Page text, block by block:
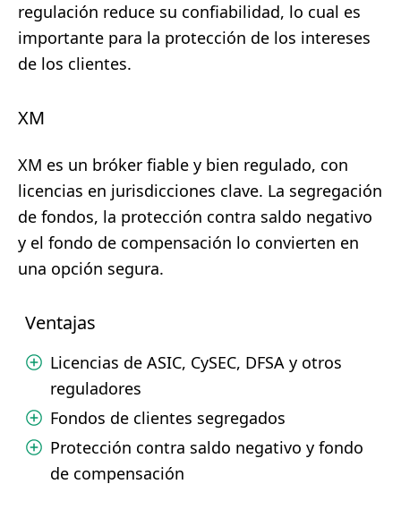
regulación reduce su confiabilidad, lo cual es
importante para la protección de los intereses
de los clientes.
XM
XM es un bróker fiable y bien regulado, con
licencias en jurisdicciones clave. La segregación
de fondos, la protección contra saldo negativo
y el fondo de compensación lo convierten en
una opción segura.
Ventajas
Licencias de ASIC, CySEC, DFSA y otros
reguladores
Fondos de clientes segregados
Protección contra saldo negativo y fondo
de compensación